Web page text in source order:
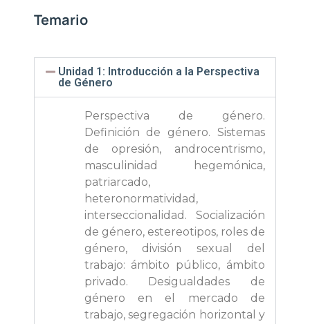
Temario
Unidad 1: Introducción a la Perspectiva
de Género
Perspectiva de género.
Definición de género. Sistemas
de opresión, androcentrismo,
masculinidad hegemónica,
patriarcado,
heteronormatividad,
interseccionalidad. Socialización
de género, estereotipos, roles de
género, división sexual del
trabajo: ámbito público, ámbito
privado. Desigualdades de
género en el mercado de
trabajo, segregación horizontal y